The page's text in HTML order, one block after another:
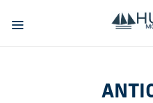
Panneau de gestion des cookies